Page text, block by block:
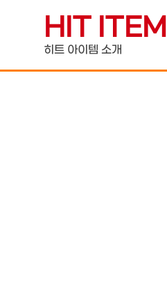
contentHIT ITEM
히트 아이템 소개